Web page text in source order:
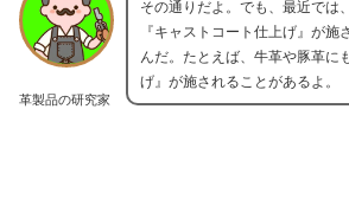
革製品の研究家
その通りだよ。でも、最近では
『キャストコート仕上げ』が施
んだ。たとえば、牛革や豚革に
げ』が施されることがあるよ。